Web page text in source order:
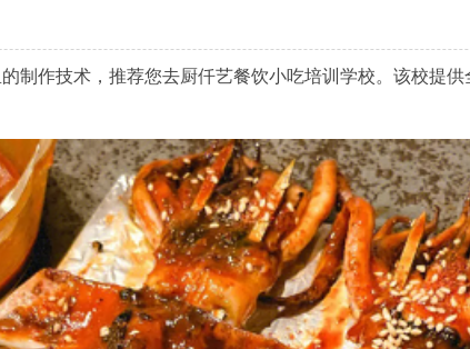
制作技术，推荐您去厨仟艺餐饮小吃培训学校。该校提